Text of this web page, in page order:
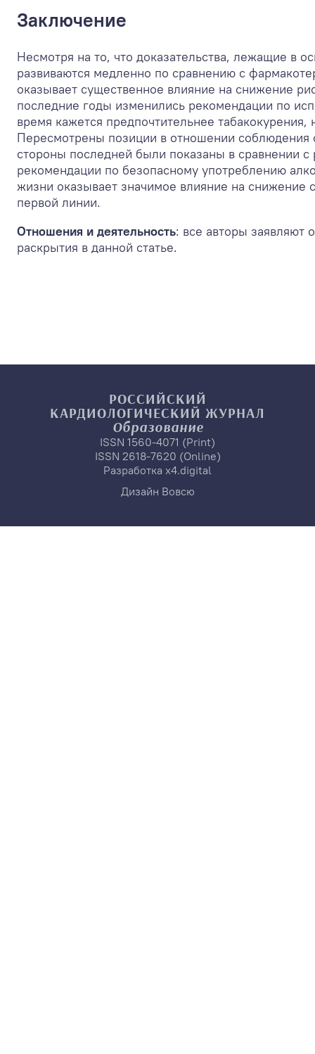
Заключение
Несмотря на то, что доказательства, лежащие в
развиваются медленно по сравнению с
оказывает существенное влияние на снижение
последние годы изменились рекомендации по
время кажется предпочтительнее
Пересмотрены позиции в отношении соблюдения
стороны последней были показаны в сравнении
рекомендации по безопасному употреблению
жизни оказывает значимое влияние на снижение
первой линии.
Отношения и деятельность: все авторы заявляют
раскрытия в данной статье.
РОССИЙСКИЙ
КАРДИОЛОГИЧЕСКИЙ ЖУРНАЛ
Образование
ISSN 1560-4071 (Print)
ISSN 2618-7620 (Online)
Разработка x4.digital
Дизайн Вовсю